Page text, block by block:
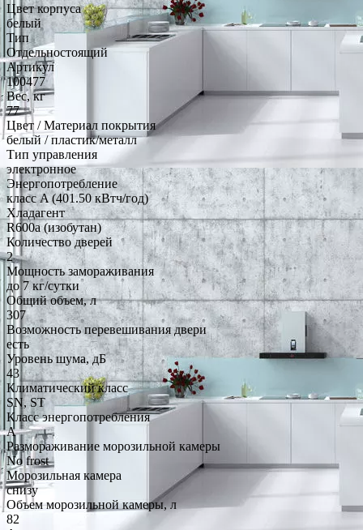
Цвет корпуса
белый
Тип
Отдельностоящий
Артикул
100477
Вес, кг
77
Цвет / Материал покрытия
белый / пластик/металл
Тип управления
электронное
Энергопотребление
класс A (401.50 кВтч/год)
Хладагент
R600a (изобутан)
Количество дверей
2
Мощность замораживания
до 7 кг/cутки
Общий объем, л
307
Возможность перевешивания двери
есть
Уровень шума, дБ
43
Климатический класс
SN, ST
Класс энергопотребления
A
Размораживание морозильной камеры
No frost
Морозильная камера
снизу
Объем морозильной камеры, л
82